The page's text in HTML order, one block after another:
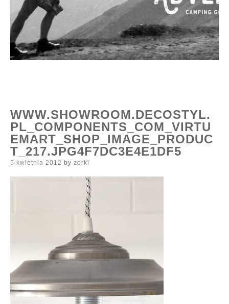
WWW.SHOWROOM.DECOSTYL.
PL_COMPONENTS_COM_VIRTU
EMART_SHOP_IMAGE_PRODUC
T_217.JPG4F7DC3E4E1DF5
Posted
5 kwietnia 2012 by zorki